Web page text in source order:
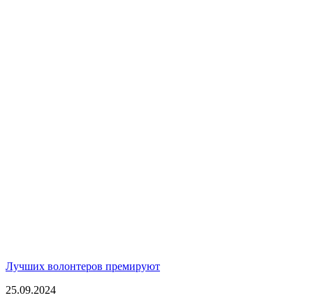
Лучших волонтеров премируют
25.09.2024